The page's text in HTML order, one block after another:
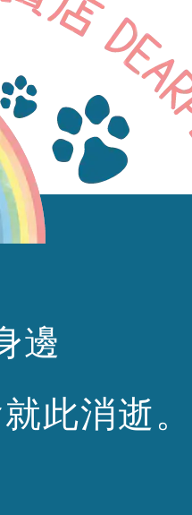
邊
此消逝。